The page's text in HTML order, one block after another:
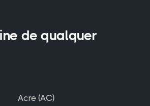
de qualquer
Acre (AC)